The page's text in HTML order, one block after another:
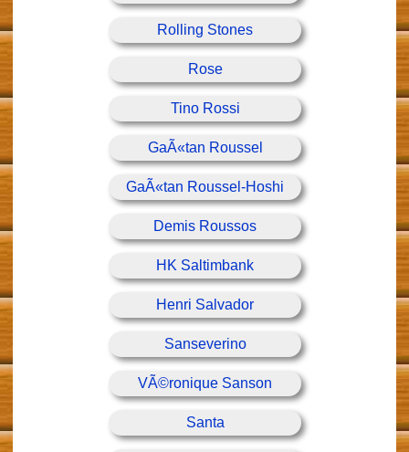
Rolling Stones
Rose
Tino Rossi
GaÃ«tan Roussel
GaÃ«tan Roussel-Hoshi
Demis Roussos
HK Saltimbank
Henri Salvador
Sanseverino
VÃ©ronique Sanson
Santa